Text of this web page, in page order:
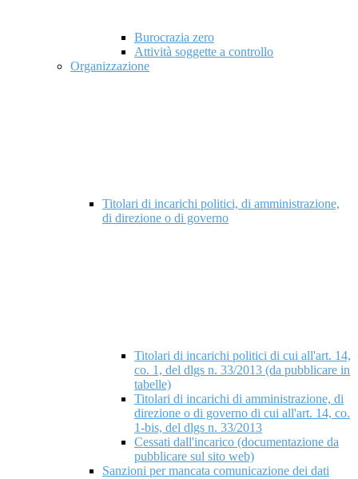
Burocrazia zero
Attività soggette a controllo
Organizzazione
Titolari di incarichi politici, di amministrazione,
di direzione o di governo
Titolari di incarichi politici di cui all'art. 14,
co. 1, del dlgs n. 33/2013 (da pubblicare in
tabelle)
Titolari di incarichi di amministrazione, di
direzione o di governo di cui all'art. 14, co.
1-bis, del dlgs n. 33/2013
Cessati dall'incarico (documentazione da
pubblicare sul sito web)
Sanzioni per mancata comunicazione dei dati